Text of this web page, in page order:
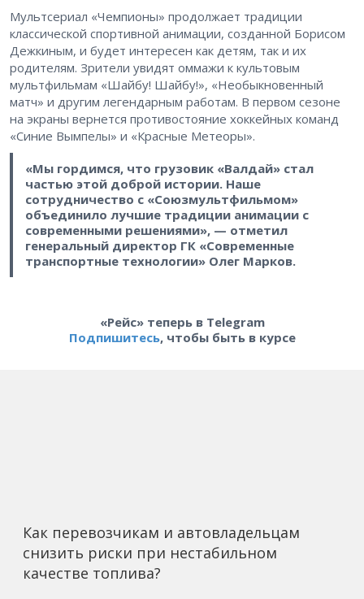
Мультсериал «Чемпионы» продолжает традиции
классической спортивной анимации, созданной Борисом
Дежкиным, и будет интересен как детям, так и их
родителям. Зрители увидят оммажи к культовым
мультфильмам «Шайбу! Шайбу!», «Необыкновенный
матч» и другим легендарным работам. В первом сезоне
на экраны вернется противостояние хоккейных команд
«Синие Вымпелы» и «Красные Метеоры».
«Мы гордимся, что грузовик «Валдай» стал
частью этой доброй истории. Наше
сотрудничество с «Союзмультфильмом»
объединило лучшие традиции анимации с
современными решениями», — отметил
генеральный директор ГК «Современные
транспортные технологии» Олег Марков.
«Рейс» теперь в Telegram
Подпишитесь, чтобы быть в курсе
Как перевозчикам и автовладельцам
снизить риски при нестабильном
качестве топлива?